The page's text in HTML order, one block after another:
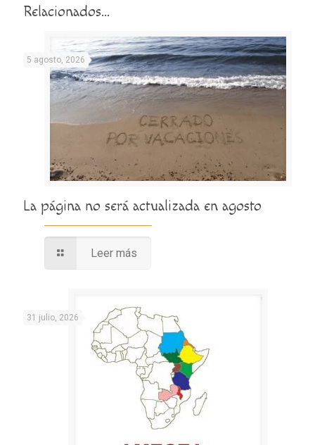
Relacionados...
5 agosto, 2026
La página no será actualizada en agosto
Leer más
31 julio, 2026